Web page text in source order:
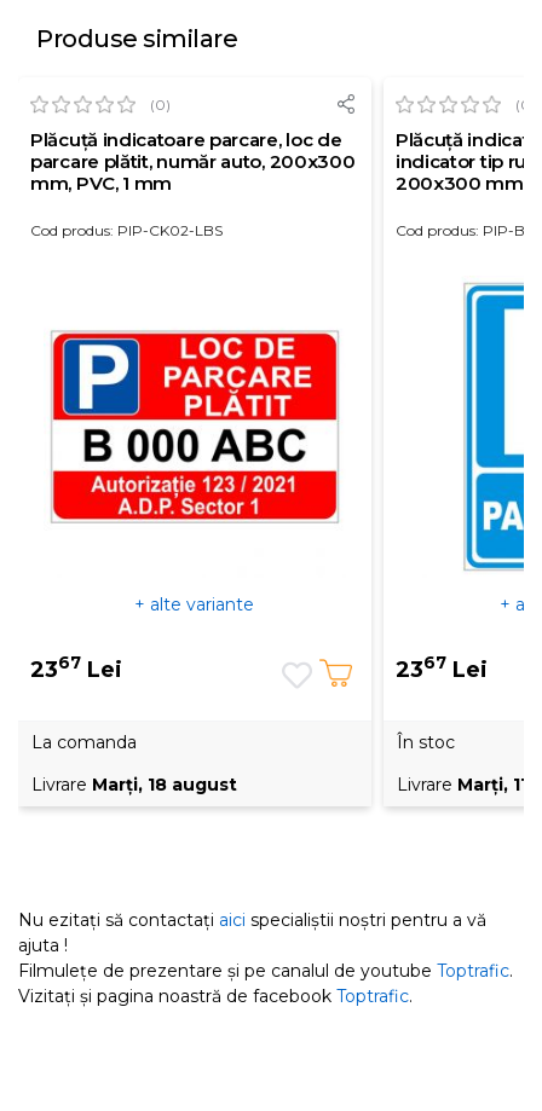
Produse similare
(0)
Plăcuță indicatoare parcare, loc de
parcare plătit, număr auto, 200x300
mm, PVC, 1 mm
Cod produs: PIP-CK02-LBS
+ alte variante
2367 Lei
La comanda
Livrare Marţi, 18 august
(0)
Plăcuță
indicator tip
200x300 mm,
Cod produs: PIP-
+
2367Lei
În stoc
Livrare Marţi, 11
Nu ezitați să contactați aici specialiștii noștri pentru a vă
ajuta !
Filmulețe de prezentare și pe canalul de youtube Toptrafic.
Vizitați și pagina noastră de facebook Toptrafic.